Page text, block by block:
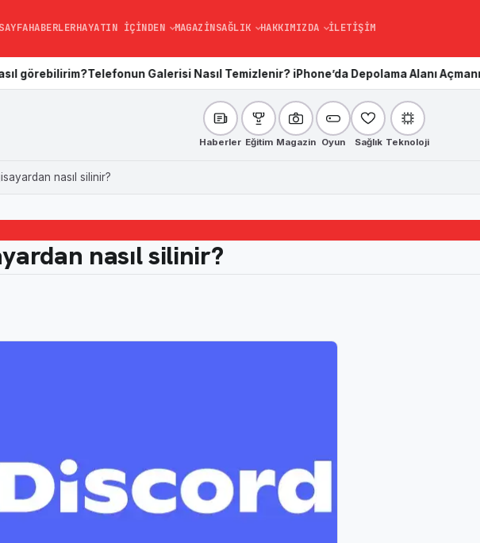
HABERLERHAYATIN İÇINDEN MAGAZINSAĞLIK HAKKIMIZDA İLETIŞIM
Telefonun Galerisi Nasıl Temizlenir? iPhone’da Depolama Alanı Açmanın En Kolay
Haberler Eğitim Magazin Oyun Sağlık Teknoloji
nasıl silinir?
nasıl silinir?